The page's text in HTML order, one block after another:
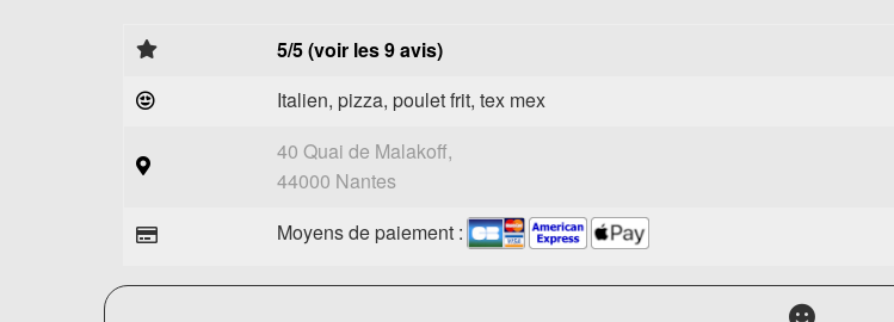
5/5 (voir les 9 avis)
Italien, pizza, poulet frit, tex mex
40 Quai de Malakoff,
44000 Nantes
Moyens de paiement :